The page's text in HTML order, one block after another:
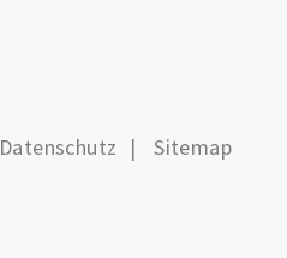
Datenschutz Sitemap